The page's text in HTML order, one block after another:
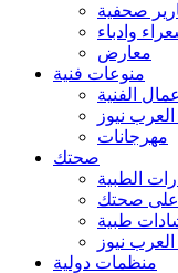
صحفية
وادباء
معارض
منوعات فنية
الفنية
نيوز
مهرجانات
صحتك
الطبية
صحتك
طبية
نيوز
منظمات دولية